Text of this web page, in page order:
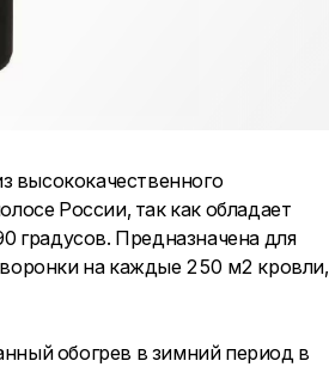
высококачественного
России, так как обладает
градусов. Предназначена для
на каждые 250 м2 кровли,
обогрев в зимний период в